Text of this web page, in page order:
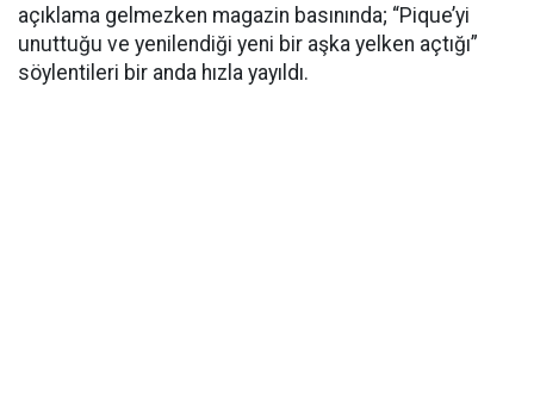
açıklama gelmezken magazin basınında; “Pique’yi
unuttuğu ve yenilendiği yeni bir aşka yelken açtığı”
söylentileri bir anda hızla yayıldı.